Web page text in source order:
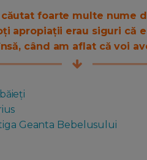
foarte multe nume
apropiații erau siguri că
când am aflat că voi
Geanta Bebelusului